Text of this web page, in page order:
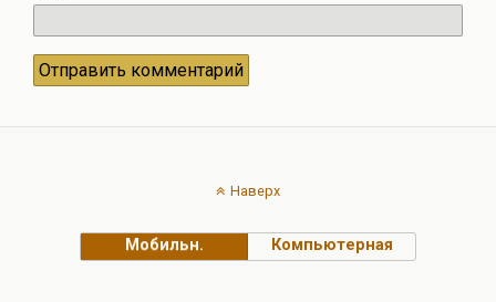
Наверх
Мобильн. Компьютерная